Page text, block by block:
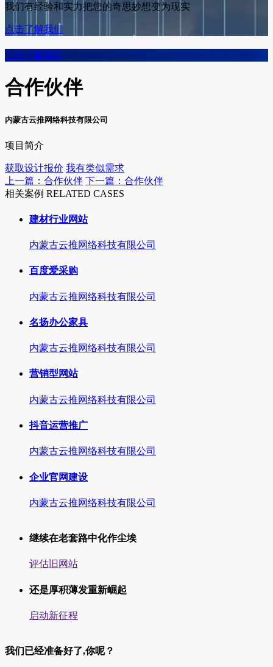
我们有经验和实力把您的奇思妙想变为现实
点击了解我们
点击了解我们
合作伙伴
内蒙古云推网络科技有限公司
项目简介
获取设计报价 我有类似需求
上一篇：合作伙伴 下一篇：合作伙伴
相关案例 RELATED CASES
建材行业网站
内蒙古云推网络科技有限公司
百度爱采购
内蒙古云推网络科技有限公司
名扬办公家具
内蒙古云推网络科技有限公司
营销型网站
内蒙古云推网络科技有限公司
抖音运营推广
内蒙古云推网络科技有限公司
企业官网建设
内蒙古云推网络科技有限公司
继续在老套路中化作尘埃
评估旧网站
还是厚积薄发重新崛起
启动新征程
我们已经准备好了,你呢？